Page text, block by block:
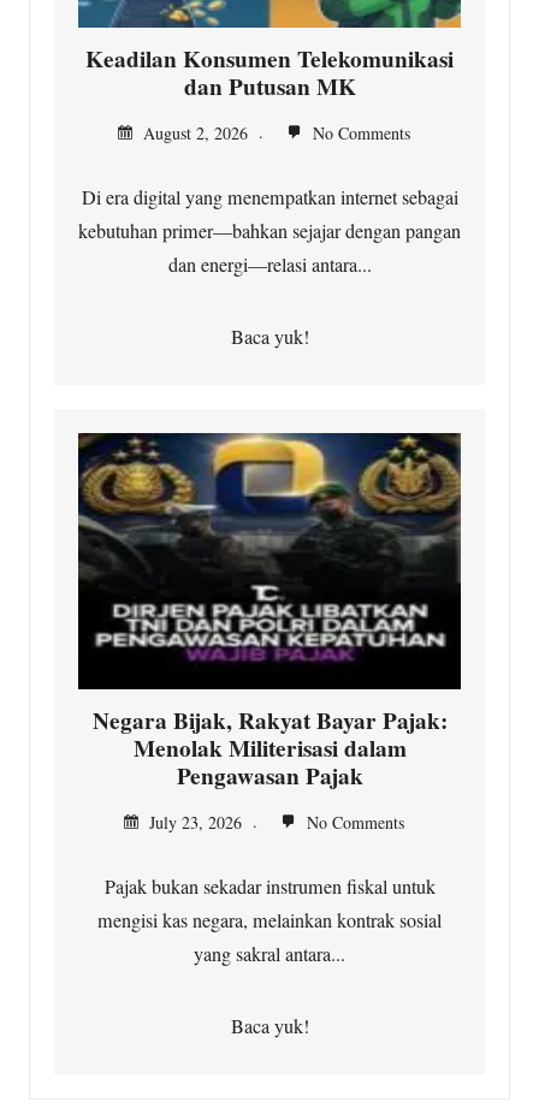
Keadilan Konsumen Telekomunikasi
dan Putusan MK
August 2, 2026 No Comments
Di era digital yang menempatkan internet sebagai
kebutuhan primer—bahkan sejajar dengan pangan
dan energi—relasi antara...
Baca yuk!
Negara Bijak, Rakyat Bayar Pajak:
Menolak Militerisasi dalam
Pengawasan Pajak
July 23, 2026 No Comments
Pajak bukan sekadar instrumen fiskal untuk
mengisi kas negara, melainkan kontrak sosial
yang sakral antara...
Baca yuk!